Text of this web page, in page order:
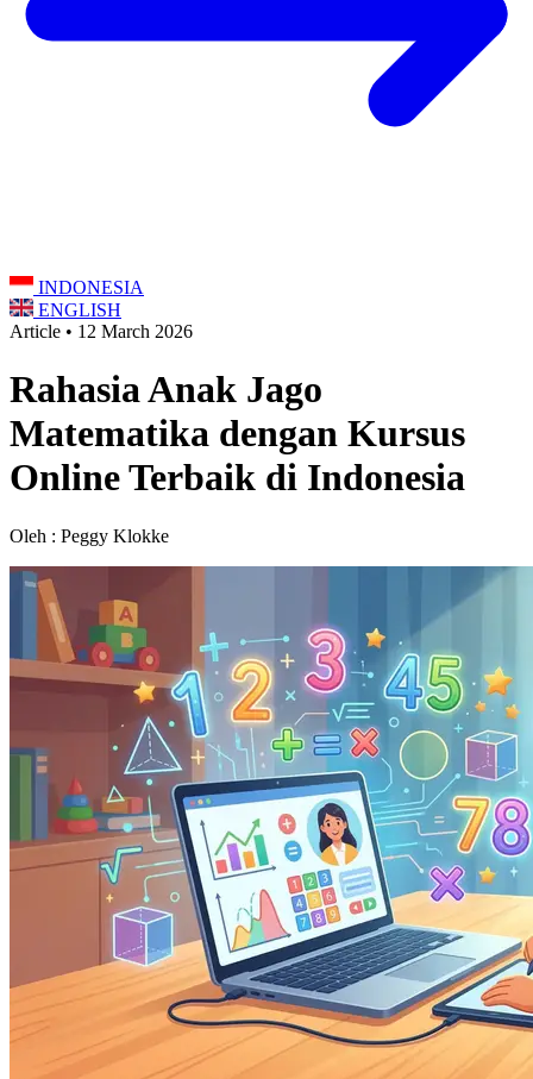
INDONESIA
ENGLISH
Article • 12 March 2026
Rahasia Anak Jago
Matematika dengan Kursus
Online Terbaik di Indonesia
Oleh : Peggy Klokke